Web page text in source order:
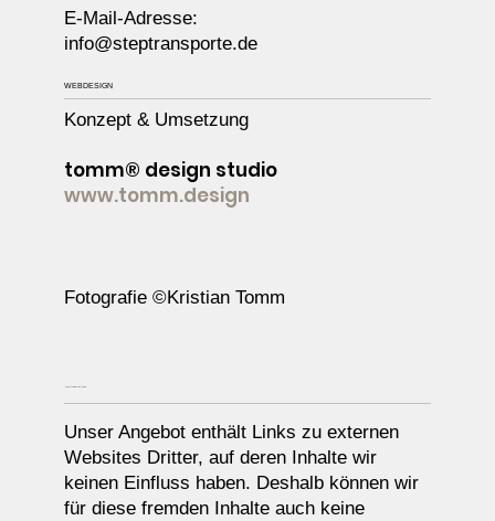
E-Mail-Adresse:
info@steptransporte.de
WEBDESIGN
Konzept & Umsetzung
tomm® design studio
www.tomm.design
Fotografie ©Kristian Tomm
Unser Angebot enthält Links zu externen
Websites Dritter, auf deren Inhalte wir
keinen Einfluss haben. Deshalb können wir
für diese fremden Inhalte auch keine